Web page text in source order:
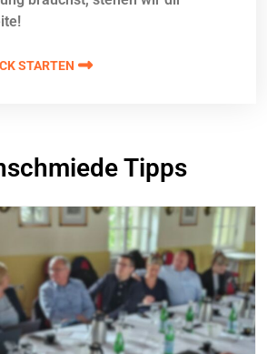
STARTEN
Tipps